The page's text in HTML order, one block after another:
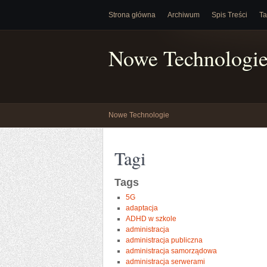
Strona główna Archiwum Spis Treści
Nowe
Nowe Technologie
Tagi
Tags
5G
adaptacja
ADHD w szkole
administracja
administracja publiczna
administracja samorządowa
administracja serwerami